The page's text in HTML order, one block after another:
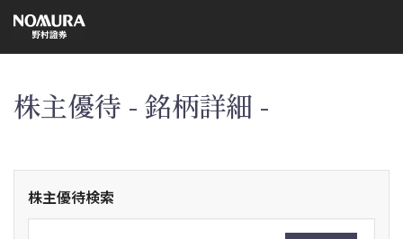
の
ー
株主優待 - 銘柄詳細 -
株主優待検索